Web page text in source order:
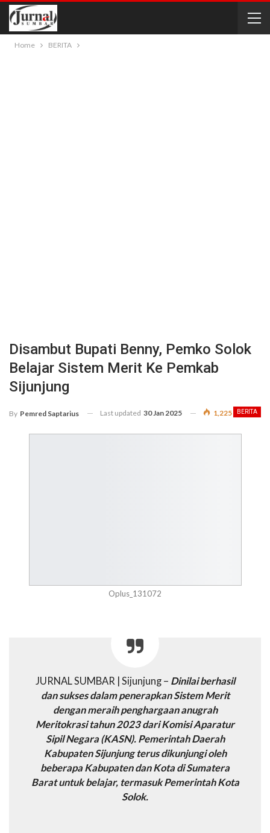
Home BERITA
Disambut Bupati Benny, Pemko Solok
Belajar Sistem Merit Ke Pemkab
Sijunjung
BERITA
By Pemred Saptarius Last updated 30 Jan 2025 1,225
Oplus_131072
JURNAL SUMBAR | Sijunjung – Dinilai berhasil
dan sukses dalam penerapkan Sistem Merit
dengan meraih penghargaan anugrah
Meritokrasi tahun 2023 dari Komisi Aparatur
Sipil Negara (KASN). Pemerintah Daerah
Kabupaten Sijunjung terus dikunjungi oleh
beberapa Kabupaten dan Kota di Sumatera
Barat untuk belajar, termasuk Pemerintah Kota
Solok.